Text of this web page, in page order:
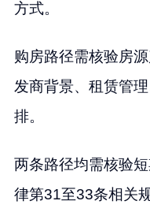
方式。
购房路径需核验房
发商背景、租赁管
排。
两条路径均需核验
律第31至33条相关